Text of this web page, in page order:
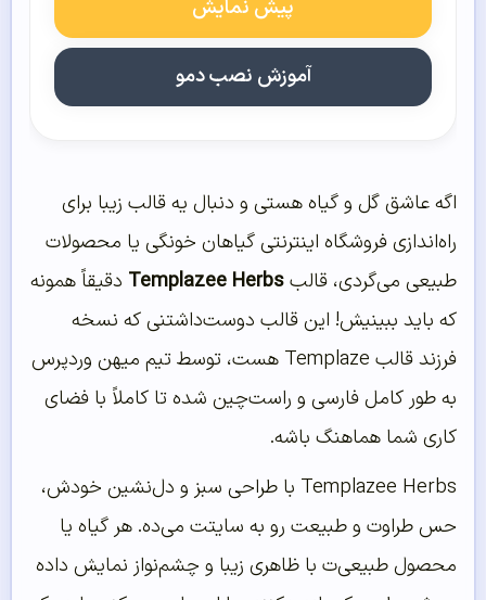
پیش نمایش
آموزش نصب دمو
اگه عاشق گل و گیاه هستی و دنبال یه قالب زیبا برای
راه‌اندازی فروشگاه اینترنتی گیاهان خونگی یا محصولات
طبیعی می‌گردی، قالبTemplazee Herbs دقیقاً همونه
که باید ببینیش! این قالب دوست‌داشتنی که نسخه
فرزند قالب Templaze هست، توسط تیم میهن وردپرس
به طور کامل فارسی و راست‌چین شده تا کاملاً با فضای
کاری شما هماهنگ باشه.
Templazee Herbs با طراحی سبز و دل‌نشین خودش،
حس طراوت و طبیعت رو به سایتت می‌ده. هر گیاه یا
محصول طبیعی‌ت با ظاهری زیبا و چشم‌نواز نمایش داده